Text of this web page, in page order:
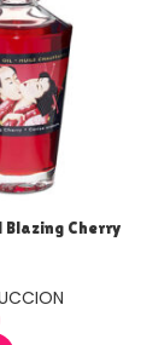
Cherry